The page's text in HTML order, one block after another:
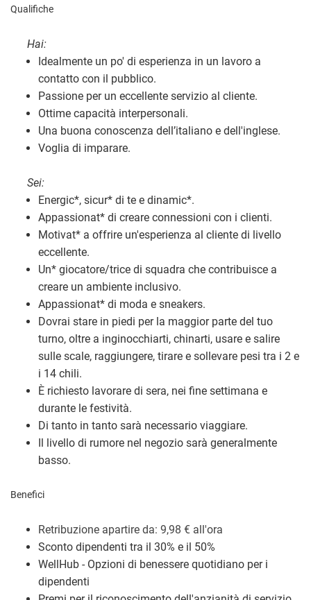
Qualifiche
Hai:
Idealmente un po' di esperienza in un lavoro a
contatto con il pubblico.
Passione per un eccellente servizio al cliente.
Ottime capacità interpersonali.
Una buona conoscenza dell’italiano e dell'inglese.
Voglia di imparare.
Sei:
Energic*, sicur* di te e dinamic*.
Appassionat* di creare connessioni con i clienti.
Motivat* a offrire un'esperienza al cliente di livello
eccellente.
Un* giocatore/trice di squadra che contribuisce a
creare un ambiente inclusivo.
Appassionat* di moda e sneakers.
Dovrai stare in piedi per la maggior parte del tuo
turno, oltre a inginocchiarti, chinarti, usare e salire
sulle scale, raggiungere, tirare e sollevare pesi tra i 2 e
i 14 chili.
È richiesto lavorare di sera, nei fine settimana e
durante le festività.
Di tanto in tanto sarà necessario viaggiare.
Il livello di rumore nel negozio sarà generalmente
basso.
Benefici
Retribuzione apartire da: 9,98 € all'ora
Sconto dipendenti tra il 30% e il 50%
WellHub - Opzioni di benessere quotidiano per i
dipendenti